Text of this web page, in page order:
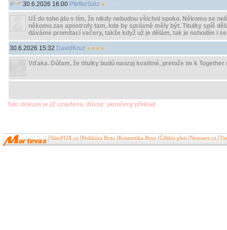
30.6.2026 16:00 PfefferSalz
Už do toho jdu s tím, že nikdy nebudou všichni spoko. Někomu se
někomu zas apostrofy tam, kde by správně měly být. Titulky spíš
dáváme promítací večery, takže když už je dělám, tak je nahodím i
30.6.2026 15:32 DavidKruz
Vďaka. Dúfam, že titulky budú naozaj kvalitné, pretože tie k
Tato diskuze je již uzavřena, důvod: ukončený překlad
SlimFOX.cz Pedikúra Brno Kosmetika Brno Čištění pleti Netusers.cz